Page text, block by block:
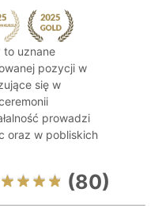
to uznane
pozycji w
się w
prowadzi
oraz w pobliskich
(80)